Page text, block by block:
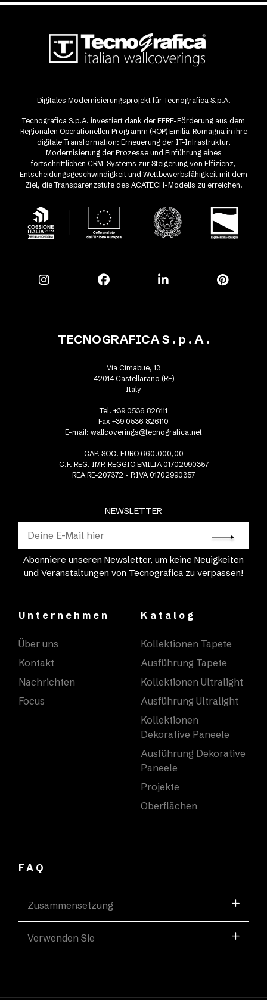
Digitales Modernisierungsprojekt für Tecnografica S.p.A.
Tecnografica S.p.A. investiert dank der EFRE-Förderung aus dem
Regionalen Operationellen Programm (ROP) Emilia-Romagna in ihre
digitale Transformation: Erneuerung der IT-Infrastruktur,
Modernisierung der Prozesse und Einführung eines
fortschrittlichen CRM-Systems zur Steigerung von Effizienz,
Entscheidungsgeschwindigkeit und Wettbewerbsfähigkeit mit dem
Ziel, die Transparenzstufe des ACATECH-Modells zu erreichen.
NEWSLETTER
Abonniere unseren Newsletter, um keine Neuigkeiten
und Veranstaltungen von Tecnografica zu verpassen!
TECNOGRAFICA S . p . A .
Via Cimabue, 13
42014 Castellarano (RE)
Italy
Tel. +39 0536 826111
Fax +39 0536 826110
E-mail: wallcoverings@tecnografica.net
CAP. SOC. EURO 660.000,00
C.F. REG. IMP. REGGIO EMILIA 01702990357
REA RE-207372 - P.IVA 01702990357
Unternehmen
Über uns
Kontakt
Nachrichten
Focus
Katalog
Kollektionen Tapete
Ausführung Tapete
Kollektionen Ultralight
Ausführung Ultralight
Kollektionen
Dekorative Paneele
Ausführung Dekorative
Paneele
Projekte
Oberflächen
FAQ
Zusammensetzung
Verwenden Sie